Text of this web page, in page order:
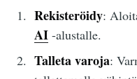
Rekisteröidy:
AI-alustalle.
Talleta varoja: